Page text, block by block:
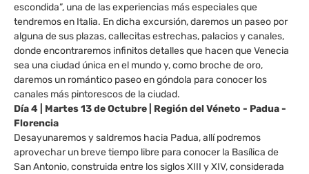
escondida”, una de las experiencias más especiales que
tendremos en Italia. En dicha excursión, daremos un paseo por
alguna de sus plazas, callecitas estrechas, palacios y canales,
donde encontraremos infinitos detalles que hacen que Venecia
sea una ciudad única en el mundo y, como broche de oro,
daremos un romántico paseo en góndola para conocer los
canales más pintorescos de la ciudad.
Día 4 | Martes 13 de Octubre | Región del Véneto - Padua -
Florencia
Desayunaremos y saldremos hacia Padua, allí podremos
aprovechar un breve tiempo libre para conocer la Basílica de
San Antonio, construida entre los siglos XIII y XIV, considerada